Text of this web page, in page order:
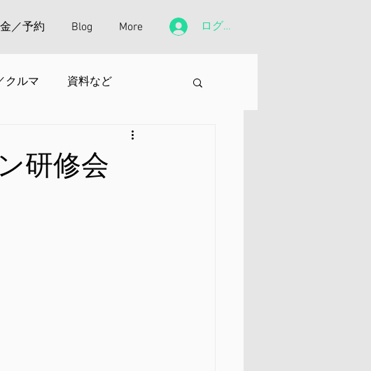
／予約 Blog More ログイン
クルマ 資料など
研修会